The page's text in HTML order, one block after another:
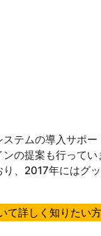
テムの導入サポ
の提案も行って
、2017年にはグ
て詳しく知りたい